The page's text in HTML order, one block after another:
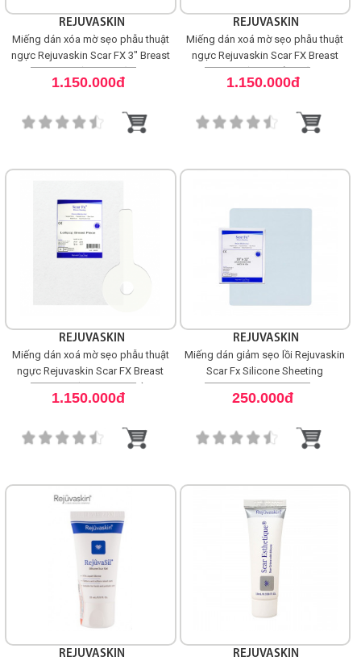
Shop All Brand A-
REJUVASKIN
Miếng dán xóa mờ sẹo phẫu thuật
ngực Rejuvaskin Scar FX 3″ Breast
Circle (Hình tròn)
1.150.000đ
REJUVASKIN
Miếng dán xoá mờ sẹo phẫu thuật
ngực Rejuvaskin Scar FX Breast
Piece (Hình mỏ neo)
1.150.000đ
REJUVASKIN
Miếng dán xoá mờ sẹo phẫu thuật
ngực Rejuvaskin Scar FX Breast
Lollipop (Hình kẹo mút)
1.150.000đ
REJUVASKIN
Miếng dán giảm sẹo lồi Rejuvaskin
Scar Fx Silicone Sheeting
250.000đ
REJUVASKIN
REJUVASKIN